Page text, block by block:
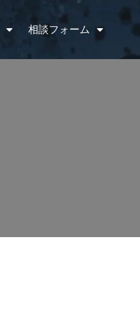
相談フォーム